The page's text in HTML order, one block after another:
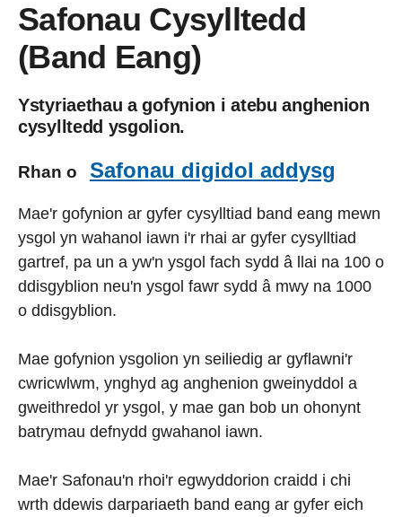
Safonau Cysylltedd
(Band Eang)
Ystyriaethau a gofynion i atebu anghenion
cysylltedd ysgolion.
Rhan o Safonau digidol addysg
Mae'r gofynion ar gyfer cysylltiad band eang mewn
ysgol yn wahanol iawn i'r rhai ar gyfer cysylltiad
gartref, pa un a yw'n ysgol fach sydd â llai na 100 o
ddisgyblion neu'n ysgol fawr sydd â mwy na 1000
o ddisgyblion.
Mae gofynion ysgolion yn seiliedig ar gyflawni'r
cwricwlwm, ynghyd ag anghenion gweinyddol a
gweithredol yr ysgol, y mae gan bob un ohonynt
batrymau defnydd gwahanol iawn.
Mae'r Safonau'n rhoi'r egwyddorion craidd i chi
wrth ddewis darpariaeth band eang ar gyfer eich